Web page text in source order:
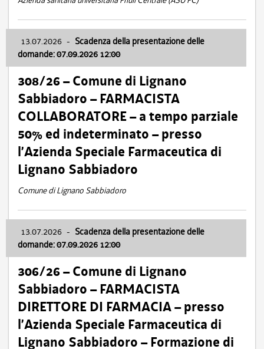
13.07.2026 - Scadenza della presentazione delle
domande: 07.09.2026 12:00
308/26 – Comune di Lignano
Sabbiadoro – FARMACISTA
COLLABORATORE – a tempo parziale
50% ed indeterminato – presso
l’Azienda Speciale Farmaceutica di
Lignano Sabbiadoro
Comune di Lignano Sabbiadoro
13.07.2026 - Scadenza della presentazione delle
domande: 07.09.2026 12:00
306/26 – Comune di Lignano
Sabbiadoro – FARMACISTA
DIRETTORE DI FARMACIA – presso
l’Azienda Speciale Farmaceutica di
Lignano Sabbiadoro – Formazione di